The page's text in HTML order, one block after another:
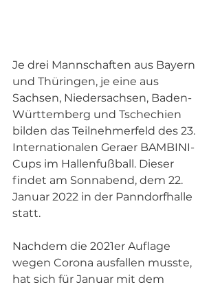
Je drei Mannschaften aus Bayern
und Thüringen, je eine aus
Sachsen, Niedersachsen, Baden-
Württemberg und Tschechien
bilden das Teilnehmerfeld des 23.
Internationalen Geraer BAMBINI-
Cups im Hallenfußball. Dieser
findet am Sonnabend, dem 22.
Januar 2022 in der Panndorfhalle
statt.
Nachdem die 2021er Auflage
wegen Corona ausfallen musste,
hat sich für Januar mit dem